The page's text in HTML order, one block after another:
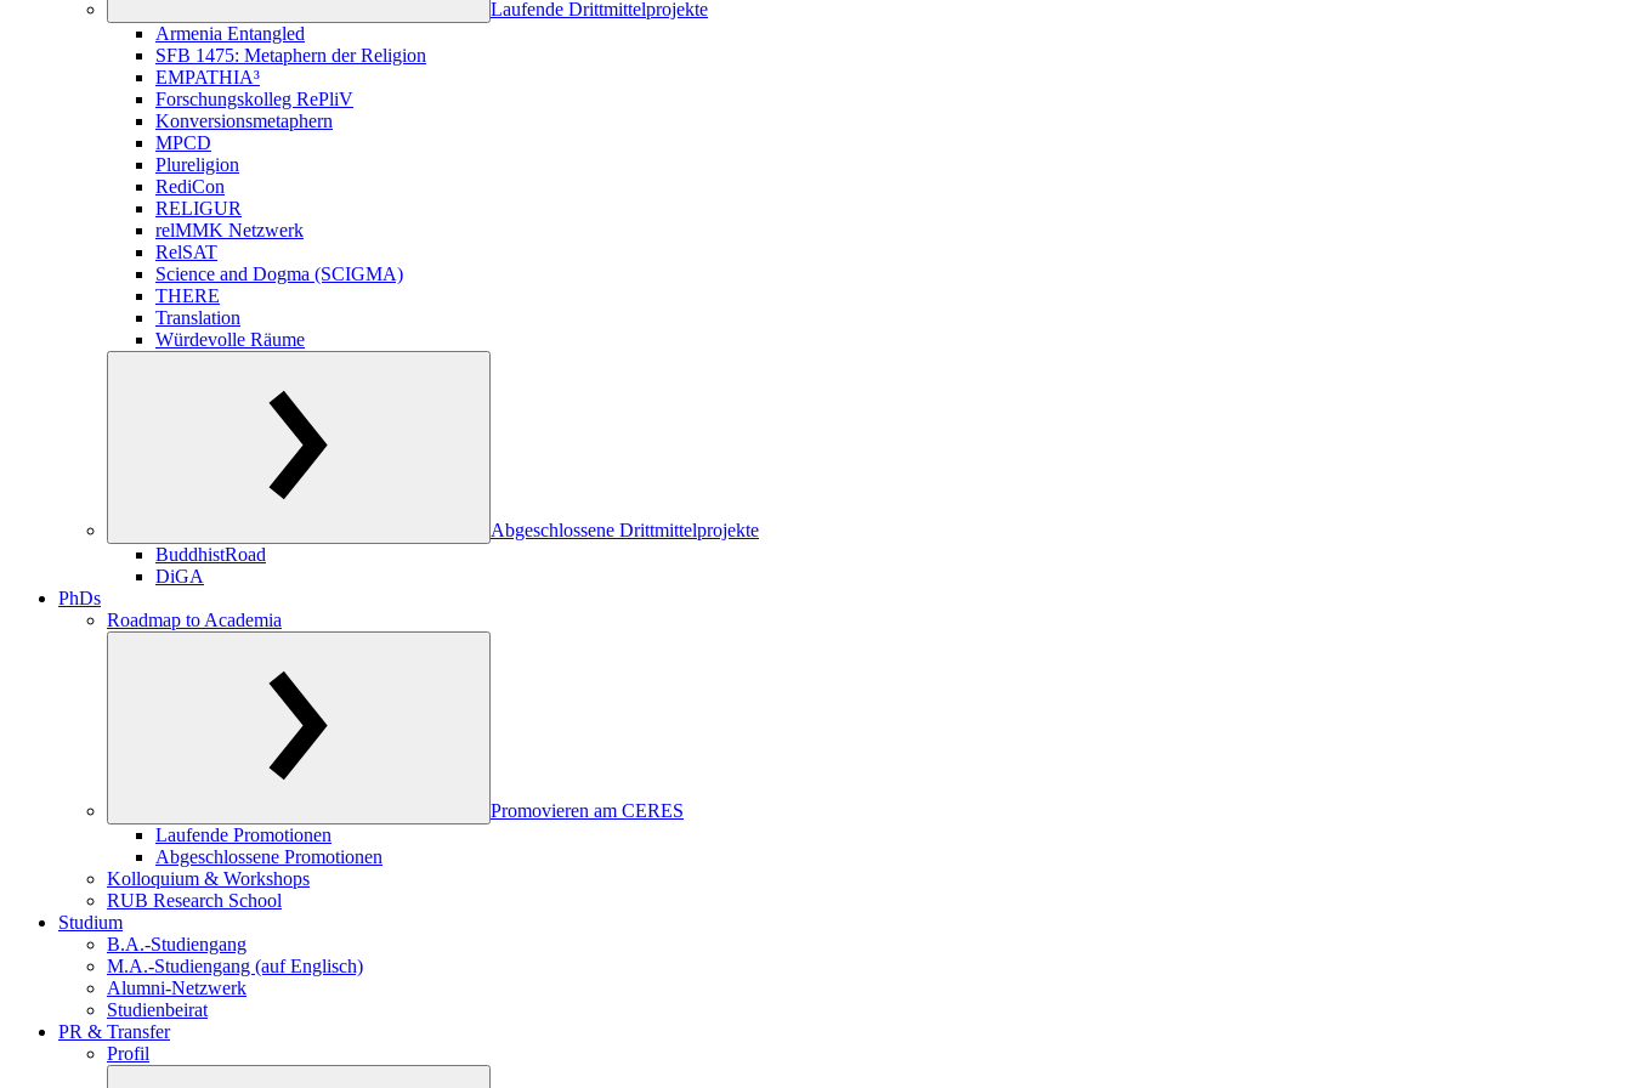
Laufende Drittmittelprojekte
Armenia Entangled
SFB 1475: Metaphern der Religion
EMPATHIA³
Forschungskolleg RePliV
Konversionsmetaphern
MPCD
Plureligion
RediCon
RELIGUR
relMMK Netzwerk
RelSAT
Science and Dogma (SCIGMA)
THERE
Translation
Würdevolle Räume
Abgeschlossene Drittmittelprojekte
BuddhistRoad
DiGA
PhDs
Roadmap to Academia
Promovieren am CERES
Laufende Promotionen
Abgeschlossene Promotionen
Kolloquium & Workshops
RUB Research School
Studium
B.A.-Studiengang
M.A.-Studiengang (auf Englisch)
Alumni-Netzwerk
Studienbeirat
PR & Transfer
Profil